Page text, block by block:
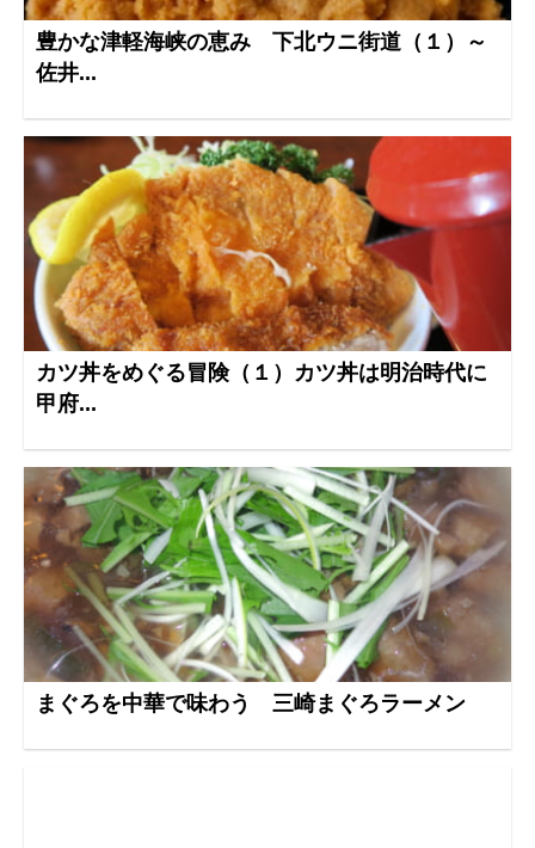
豊かな津軽海峡の恵み 下北ウニ街道（１）～
佐井...
カツ丼をめぐる冒険（１）カツ丼は明治時代に
甲府...
まぐろを中華で味わう 三崎まぐろラーメン